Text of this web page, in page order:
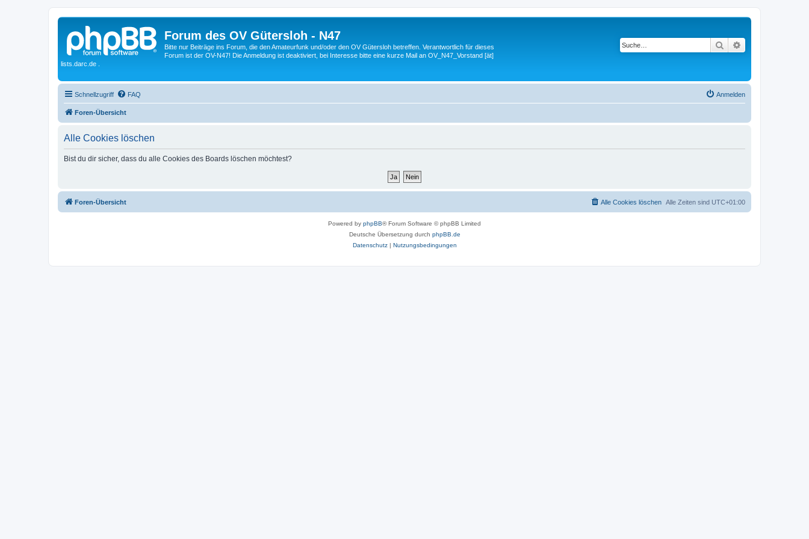
Forum des OV Gütersloh - N47
Bitte nur Beiträge ins Forum, die den Amateurfunk und/oder den OV Gütersloh betreffen. Verantwortlich für dieses
Forum ist der OV-N47! Die Anmeldung ist deaktiviert, bei Interesse bitte eine kurze Mail an OV_N47_Vorstand [ät]
lists.darc.de .
Suche
Schnellzugriff FAQ Anmelden
Foren-Übersicht
Alle Cookies löschen
Bist du dir sicher, dass du alle Cookies des Boards löschen möchtest?
Foren-Übersicht Alle Zeiten sind UTC+01:00
Alle Cookies löschen
Powered by phpBB® Forum Software © phpBB Limited
Deutsche Übersetzung durch phpBB.de
Datenschutz| Nutzungsbedingungen